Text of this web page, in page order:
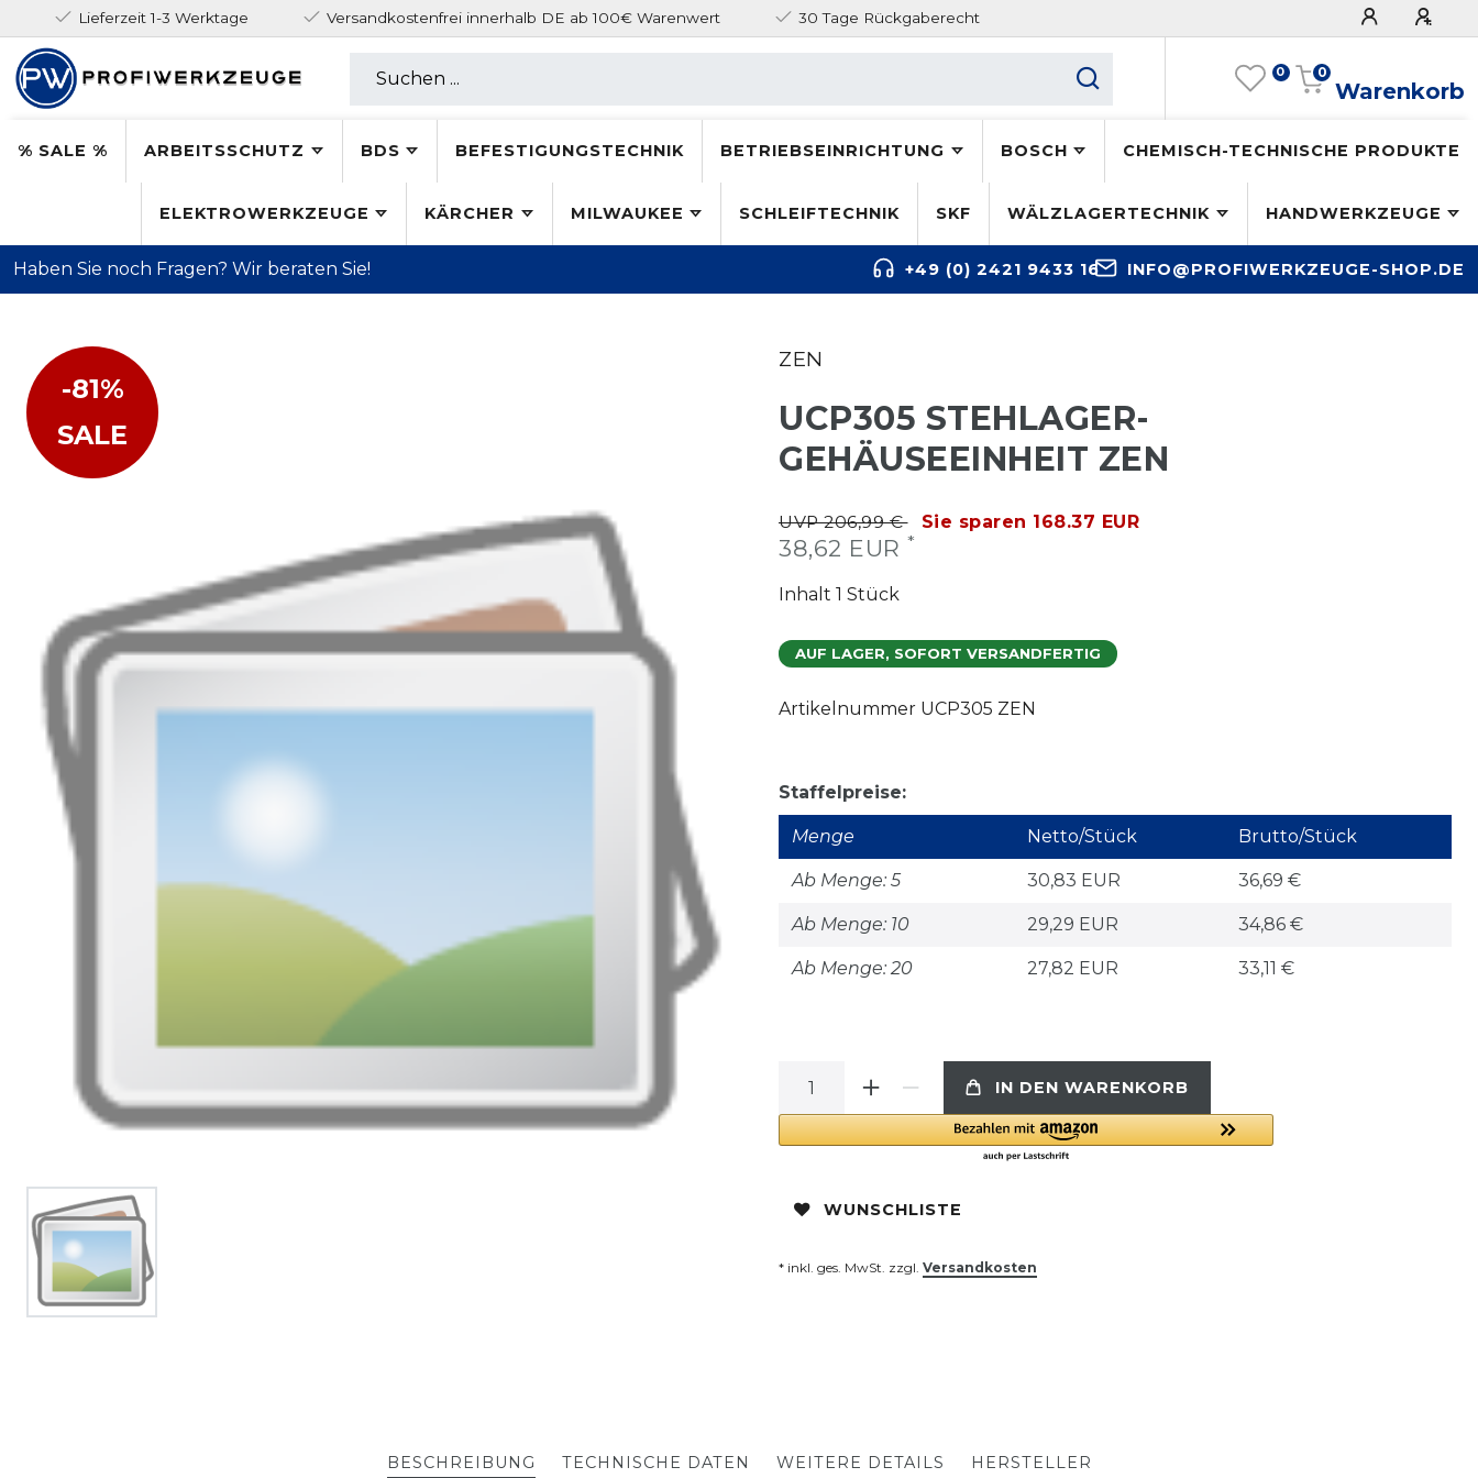
Lieferzeit 1-3 Werktage Versandkostenfrei innerhalb DE ab 100€ Warenwert 30 Tage Rückgaberecht
0
Warenkorb
0
% SALE % ARBEITSSCHUTZ BDS BEFESTIGUNGSTECHNIK BETRIEBSEINRICHTUNG BOSCH CHEMISCH-TECHNISCHE PRODUKTE
ELEKTROWERKZEUGE KÄRCHER MILWAUKEE SCHLEIFTECHNIK SKF WÄLZLAGERTECHNIK HANDWERKZEUGE
Haben Sie noch Fragen? Wir beraten Sie! +49 (0) 2421 9433 16 INFO@PROFIWERKZEUGE-SHOP.DE
-81%
SALE
ZEN
UCP305 STEHLAGER-
GEHÄUSEEINHEIT ZEN
UVP 206,99 € Sie sparen 168.37 EUR
38,62 EUR *
Inhalt 1 Stück
AUF LAGER, SOFORT VERSANDFERTIG
Artikelnummer UCP305 ZEN
Staffelpreise:
Menge Netto/Stück Brutto/Stück
Ab Menge: 5 30,83 EUR 36,69 €
Ab Menge: 10 29,29 EUR 34,86 €
Ab Menge: 20 27,82 EUR 33,11 €
IN DEN WARENKORB
WUNSCHLISTE
* inkl. ges. MwSt. zzgl. Versandkosten
BESCHREIBUNG TECHNISCHE DATEN WEITERE DETAILS HERSTELLER